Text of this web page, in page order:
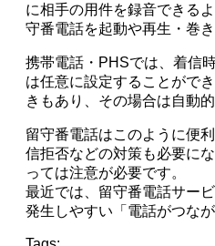
に相手の用件を録音できる
守番電話を起動や再生・巻
携帯電話・PHSでは、着信
は任意に設定することがで
きもあり、その場合は自動
留守番電話はこのように便
信拒否などの対策も必要に
っては注意が必要です。
最近では、留守番電話サー
発生しやすい「電話がつな